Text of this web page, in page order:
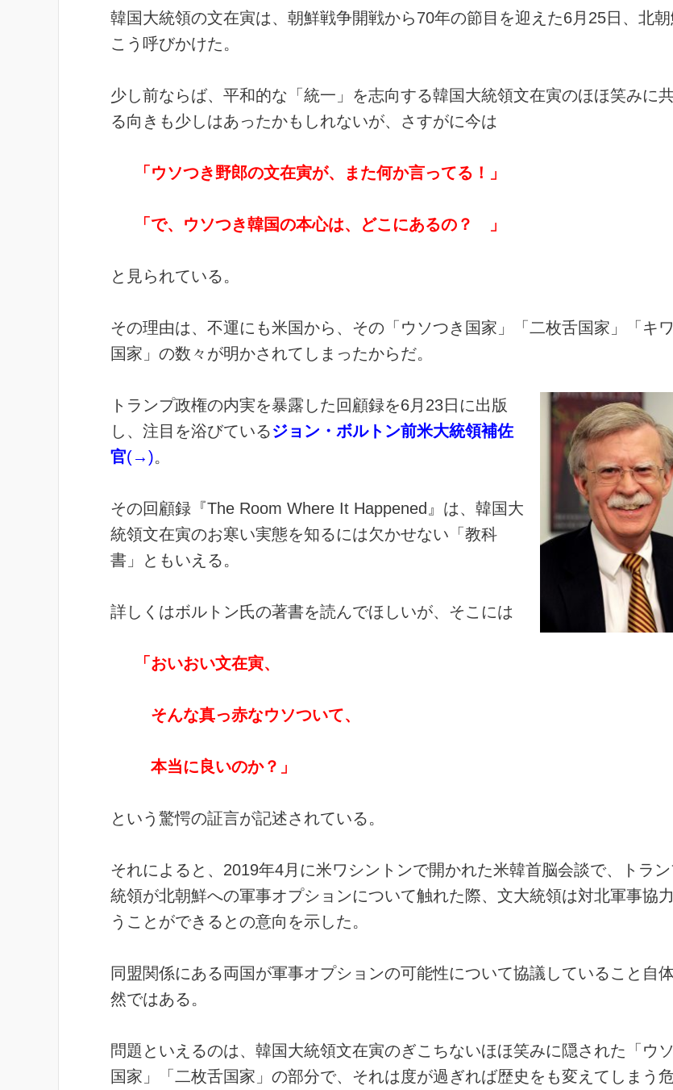
韓国大統領の文在寅は、朝鮮戦争開戦から70年の節目を迎えた6月25日、北朝
こう呼びかけた。
少し前ならば、平和的な「統一」を志向する韓国大統領文在寅のほほ笑みに
る向きも少しはあったかもしれないが、さすがに今は
「ウソつき野郎の文在寅が、また何か言ってる！」
「で、ウソつき韓国の本心は、どこにあるの？ 」
と見られている。
その理由は、不運にも米国から、その「ウソつき国家」「二枚舌国家」「キ
国家」の数々が明かされてしまったからだ。
トランプ政権の内実を暴露した回顧録を6月23日に出版
し、注目を浴びているジョン・ボルトン前米大統領補佐
官(→)。
その回顧録『The Room Where It Happened』は、韓国大
統領文在寅のお寒い実態を知るには欠かせない「教科
書」ともいえる。
詳しくはボルトン氏の著書を読んでほしいが、そこには
「おいおい文在寅、
そんな真っ赤なウソついて、
本当に良いのか？」
という驚愕の証言が記述されている。
それによると、2019年4月に米ワシントンで開かれた米韓首脳会談で、トラ
統領が北朝鮮への軍事オプションについて触れた際、文大統領は対北軍事協
うことができるとの意向を示した。
同盟関係にある両国が軍事オプションの可能性について協議していること自
然ではある。
問題といえるのは、韓国大統領文在寅のぎこちないほほ笑みに隠された「ウ
国家」「二枚舌国家」の部分で、それは度が過ぎれば歴史をも変えてしまう